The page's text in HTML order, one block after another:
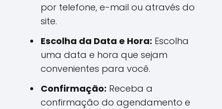
por telefone, e-mail ou através do
site.
Escolha da Data e Hora: Escolha
uma data e hora que sejam
convenientes para você.
Confirmação: Receba a
confirmação do agendamento e